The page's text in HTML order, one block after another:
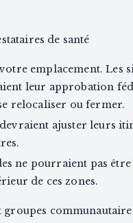
de santé
emplacement. Les
leur approbation
relocaliser ou fermer.
ajuster leurs
ne pourraient pas
de ces zones.
groupes